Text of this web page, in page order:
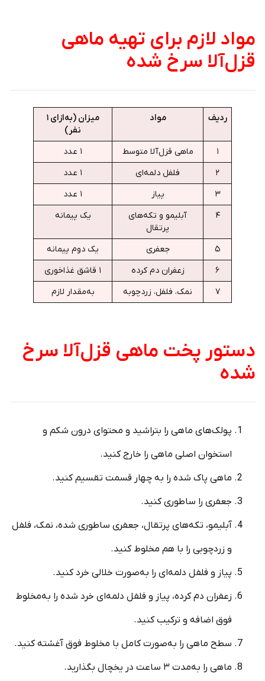
مواد لازم برای تهیه ماهی
قزل‌آلا سرخ شده
ردیف مواد
میزان (به‌ازای ۱
نفر)
۱
ماهی قزل‌آلا متوسط
۱ عدد
۲
فلفل دلمه‌ای
۱ عدد
۳
پیاز
۱ عدد
۴
آبلیمو و تکه‌های
پرتقال
یک پیمانه
۵ جعفری
یک دوم پیمانه
۶
زعفران دم کرده
۱ قاشق غذاخوری
۷
نمک، فلفل، زردچوبه به‌مقدار لازم
دستور پخت ماهی قزل‌آلا سرخ
شده
پولک‌های ماهی را بتراشید و محتوای درون شکم و
استخوان اصلی ماهی را خارج کنید.
ماهی پاک شده را به چهار قسمت تقسیم کنید.
جعفری را ساطوری کنید.
آبلیمو، تکه‌های پرتقال، جعفری ساطوری شده، نمک، فلفل
و زردچوبی را با هم مخلوط کنید.
پیاز و فلفل دلمه‌ای را به‌صورت خلالی خرد کنید.
زعفران دم کرده، پیاز و فلفل دلمه‌ای خرد شده را به‌مخلوط
فوق اضافه و ترکیب کنید.
سطح ماهی را به‌صورت کامل با مخلوط فوق آغشته کنید.
ماهی را به‌مدت ۳ ساعت در یخچال بگذارید.